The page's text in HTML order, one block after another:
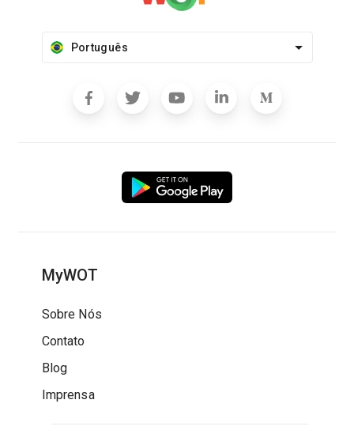
Português
MyWOT
Sobre Nós
Contato
Blog
Imprensa